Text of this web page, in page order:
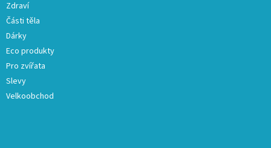
Zdraví
Části těla
Dárky
Eco produkty
Pro zvířata
Slevy
Velkoobchod